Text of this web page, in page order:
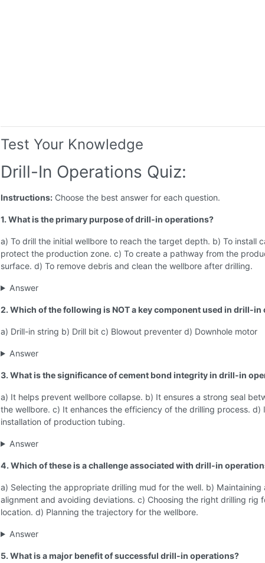
Test Your Knowledge
Drill-In Operations Quiz:
Instructions: Choose the best answer for each question.
1. What is the primary purpose of drill-in operations?
a) To drill the initial wellbore to reach the target depth. b) To install
protect the production zone. c) To create a pathway from the
surface. d) To remove debris and clean the wellbore after drilling.
Answer
2. Which of the following is NOT a key component used in drill-in
a) Drill-in string b) Drill bit c) Blowout preventer d) Downhole motor
Answer
3. What is the significance of cement bond integrity in drill-in
a) It helps prevent wellbore collapse. b) It ensures a strong seal
the wellbore. c) It enhances the efficiency of the drilling process. d)
installation of production tubing.
Answer
4. Which of these is a challenge associated with drill-in
a) Selecting the appropriate drilling mud for the well. b) Maintaining
alignment and avoiding deviations. c) Choosing the right drilling rig
location. d) Planning the trajectory for the wellbore.
Answer
5. What is a major benefit of successful drill-in operations?